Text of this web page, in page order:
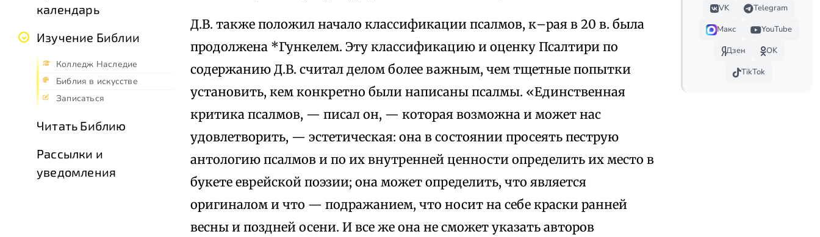
календарь
Изучение Библии
Колледж Наследие
Библия в искусстве
Записаться
Читать Библию
Рассылки и
уведомления
Д.В. также положил начало классификации псалмов, к–рая в 20 в. была
продолжена *Гункелем. Эту классификацию и оценку Псалтири по
содержанию Д.В. считал делом более важным, чем тщетные попытки
установить, кем конкретно были написаны псалмы. «Единственная
критика псалмов, — писал он, — которая возможна и может нас
удовлетворить, — эстетическая: она в состоянии просеять пеструю
антологию псалмов и по их внутренней ценности определить их место в
букете еврейской поэзии; она может определить, что является
оригиналом и что — подражанием, что носит на себе краски ранней
весны и поздней осени. И все же она не сможет указать авторов
VK
Telegram
Макс
YouTube
Дзен
OK
TikTok